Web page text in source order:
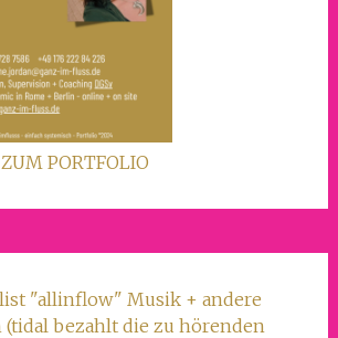
PORTFOLIO
"allinflow" Musik + andere
(tidal bezahlt die zu hörenden